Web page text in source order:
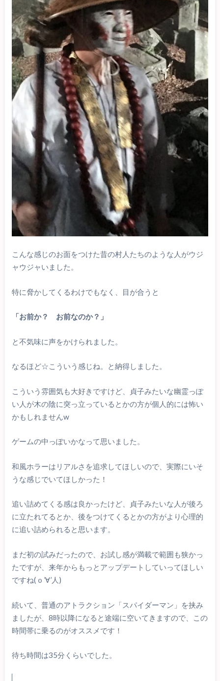
こんな感じのお面をつけた昔の村人たちのような人がウジ
ャウジャいました。
特に脅かしてくるわけでもなく、目が合うと
「お前か？ お前なのか？」
と不気味に声をかけられました。
なるほど☆こういう感じね。と納得しました。
こういう雰囲気も大好きですけど、貞子みたいな幽霊っぽ
い人が木の陰に突っ立っているとかの方が個人的には怖い
かもしれませんw
ゲームの中っぽいかなって思いました。
和風ホラーはリアルさを追求してほしいので、実際にいそ
うな感じでいてほしかった！
追い詰めてくる感は良かったけど、貞子みたいな人が後ろ
に立たれてるとか、後をつけてくるとかの方がより心理的
に追い詰められると思います。
まだ初の試みだったので、お試し感が満載で範囲も狭かっ
たですが、来年からもっとアップデートしていってほしい
ですね(ｏ’∀’人)
続いて、普通のアトラクション「スパイダーマン」を挟み
ましたが、8時以降になると途端に空いてきますので、この
時間帯に乗るのがオススメです！
待ち時間は35分くらいでした。